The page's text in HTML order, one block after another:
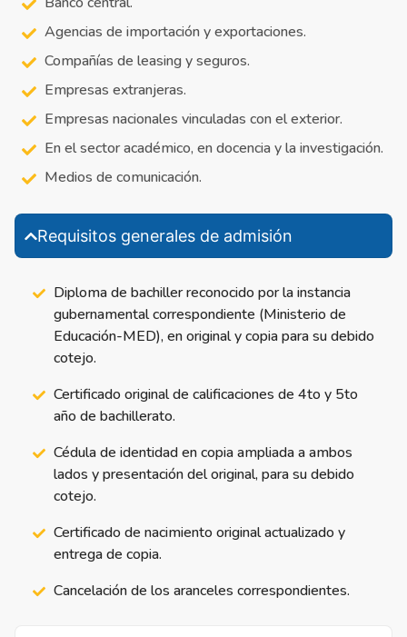
Agencias de importación y exportaciones.
Compañías de leasing y seguros.
Empresas extranjeras.
Empresas nacionales vinculadas con el exterior.
En el sector académico, en docencia y la investigación.
Medios de comunicación.
Requisitos generales de admisión
Diploma de bachiller reconocido por la instancia
gubernamental correspondiente (Ministerio de
Educación-MED), en original y copia para su debido
cotejo.
Certificado original de calificaciones de 4to y 5to
año de bachillerato.
Cédula de identidad en copia ampliada a ambos
lados y presentación del original, para su debido
cotejo.
Certificado de nacimiento original actualizado y
entrega de copia.
Cancelación de los aranceles correspondientes.